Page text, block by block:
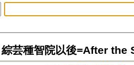
綜芸種智院以後=After